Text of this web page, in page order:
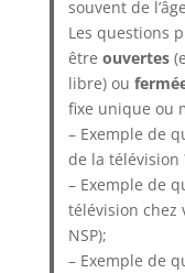
souvent de
Les questions
êtreouvertes
libre) ou
fixe unique ou
– Exemple de
de la télévision
– Exemple de
télévision chez
NSP);
– Exemple de